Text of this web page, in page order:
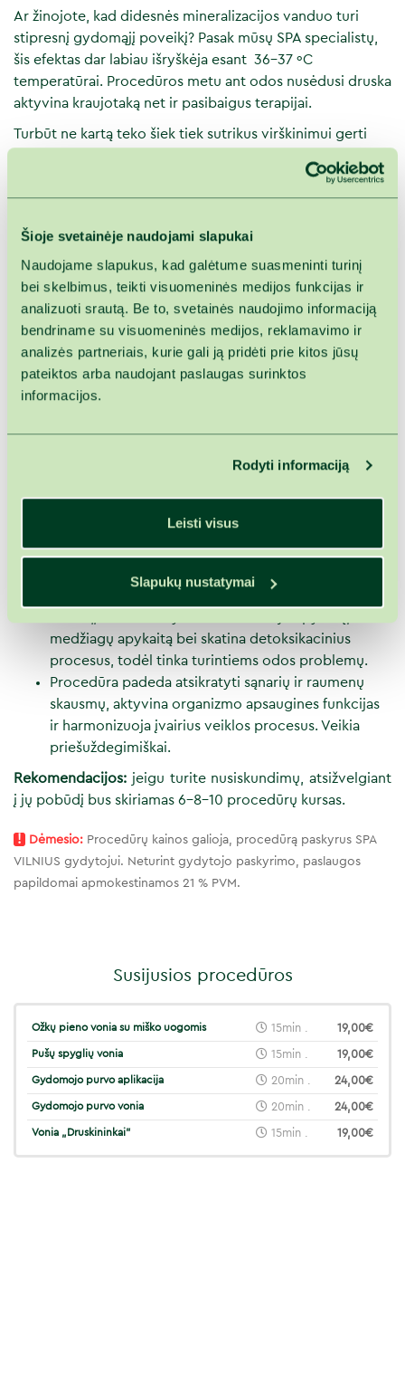
Šioje svetainėje naudojami slapukai
Naudojame slapukus, kad galėtume suasmeninti turinį
bei skelbimus, teikti visuomeninės medijos funkcijas ir
analizuoti srautą. Be to, svetainės naudojimo informaciją
bendriname su visuomeninės medijos, reklamavimo ir
analizės partneriais, kurie gali ją pridėti prie kitos jūsų
pateiktos arba naudojant paslaugas surinktos
informacijos.
Rodyti informaciją
Leisti visus
Slapukų nustatymai
Ar žinojote, kad didesnės mineralizacijos vanduo turi
stipresnį gydomąjį poveikį? Pasak mūsų SPA specialistų,
šis efektas dar labiau išryškėja esant 36–37 ºC
temperatūrai. Procedūros metu ant odos nusėdusi druska
aktyvina kraujotaką net ir pasibaigus terapijai.
Turbūt ne kartą teko šiek tiek sutrikus virškinimui gerti
suteikia pilve lengvumo pojūtį. Panašus poveikis
pasireiškia ir po vonios „Sūrutis“ procedūrų, todėl šios
gydomoji priemonė.
Vonia „Sūrutis“taip pat padeda nugaros ir sąnarių
skausmams. Tad, jei po intensyvios veiklos ar sėdimo
darbo jaučiate kūne diskomfortą, skirkite laiko ne tik
mankštai, bet ir mineralizuoto vandens terapijai. Taip ne
tik pašalinsite negalavimų priežastis, bet ir puikiai
pailsėsite bei atsipalaiduosite.
poveikis:
Specialistas supažindins su procedūra ir kartu
atsigulsite į vonią ir panirsite į vandenį iki krūtinės
vidurio. Tuomet leisitės į naujų potyrių sūkurį.
Nenustebkite, Jūsų oda jaus intensyvesnį poveikį,
medžiagų apykaitą bei skatina detoksikacinius
procesus, todėl tinka turintiems odos problemų.
Procedūra padeda atsikratyti sąnarių ir raumenų
skausmų, aktyvina organizmo apsaugines funkcijas
ir harmonizuoja įvairius veiklos procesus. Veikia
priešuždegimiškai.
Rekomendacijos: jeigu turite nusiskundimų, atsižvelgiant
į jų pobūdį bus skiriamas 6-8-10 procedūrų kursas.
! Dėmesio: Procedūrų kainos galioja, procedūrą paskyrus SPA
VILNIUS gydytojui. Neturint gydytojo paskyrimo, paslaugos
papildomai apmokestinamos 21 % PVM.
Susijusios procedūros
Ožkų pieno vonia su miško uogomis 15min . 19,00€
Pušų spyglių vonia 15min . 19,00€
Gydomojo purvo aplikacija 20min . 24,00€
Gydomojo purvo vonia 20min . 24,00€
Vonia „Druskininkai" 15min . 19,00€